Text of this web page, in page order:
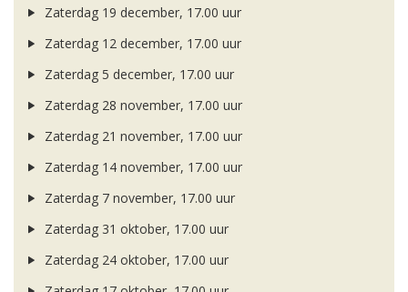
Zaterdag 19 december, 17.00 uur
Zaterdag 12 december, 17.00 uur
Zaterdag 5 december, 17.00 uur
Zaterdag 28 november, 17.00 uur
Zaterdag 21 november, 17.00 uur
Zaterdag 14 november, 17.00 uur
Zaterdag 7 november, 17.00 uur
Zaterdag 31 oktober, 17.00 uur
Zaterdag 24 oktober, 17.00 uur